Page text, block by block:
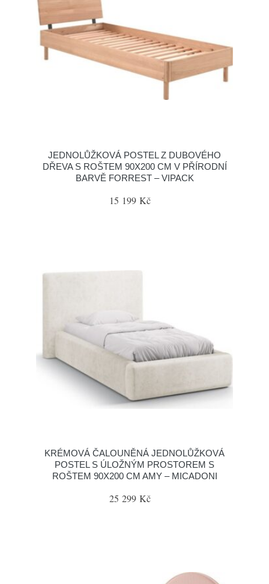
JEDNOLŮŽKOVÁ POSTEL Z DUBOVÉHO
DŘEVA S ROŠTEM 90X200 CM V PŘÍRODNÍ
BARVĚ FORREST – VIPACK
15 199 Kč
KRÉMOVÁ ČALOUNĚNÁ JEDNOLŮŽKOVÁ
POSTEL S ÚLOŽNÝM PROSTOREM S
ROŠTEM 90X200 CM AMY – MICADONI
25 299 Kč